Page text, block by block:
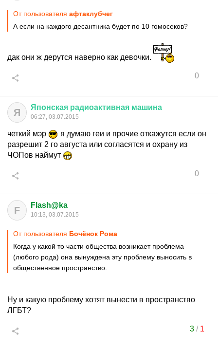
От пользователя афтаклубчег
А если на каждого десантника будет по 10 гомосеков?
дак они ж дерутся наверно как девочки.
0
Я Японская радиоактивная машина
06:27, 03.07.2015
четкий мэр
я думаю геи и прочие откажутся если он
разрешит 2 го августа или согласятся и охрану из
ЧОПов наймут
0
F Flash@ka
10:13, 03.07.2015
От пользователя Бочёнок Рома
Когда у какой то части общества возникает проблема
(любого рода) она вынуждена эту проблему выносить в
общественное пространство.
Ну и какую проблему хотят вынести в пространство
ЛГБТ?
3/ 1